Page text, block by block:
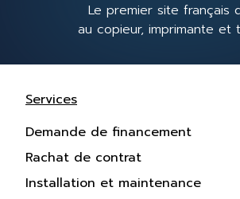
Le premier site français
au copieur, imprimante et
Services
Demande de financement
Rachat de contrat
Installation et maintenance